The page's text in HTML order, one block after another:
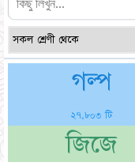
গল্প
২৭,৮০৩ টি
জিজে